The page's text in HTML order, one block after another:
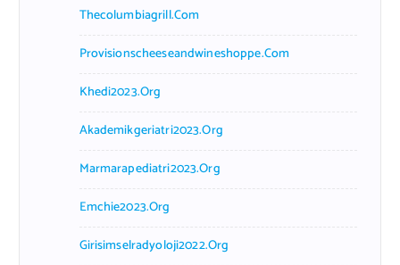
Thecolumbiagrill.com
Provisionscheeseandwineshoppe.com
Khedi2023.org
Akademikgeriatri2023.org
Marmarapediatri2023.org
Emchie2023.org
Girisimselradyoloji2022.org